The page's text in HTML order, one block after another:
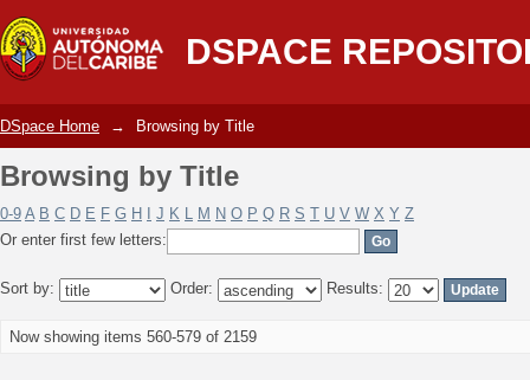
DSPACE
Browsing by Title
DSpace Home → Browsing by Title
Browsing by Title
0-9 A B C D E F G H J K L M N O P Q R S T U V W X Y Z
Or enter first few letters:
Sort by: Order: Results:
Now showing items 560-579 of 2159